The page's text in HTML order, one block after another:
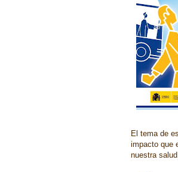
El tema de
impacto que
nuestra